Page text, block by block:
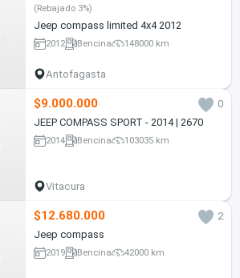
(Rebajado 3%)
Jeep compass limited 4x4 2012
2012 Bencina 148000 km
Antofagasta
$9.000.000
0
JEEP COMPASS SPORT - 2014 | 2670
2014 Bencina 103035 km
Vitacura
$12.680.000
2
Jeep compass
2019 Bencina 42000 km